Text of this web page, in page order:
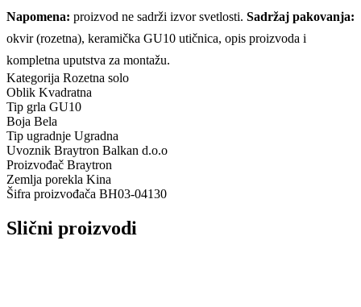
Napomena: proizvod ne sadrži izvor svetlosti. Sadržaj pakovanja:
okvir (rozetna), keramička GU10 utičnica, opis proizvoda i
kompletna uputstva za montažu.
Kategorija Rozetna solo
Oblik Kvadratna
Tip grla GU10
Boja Bela
Tip ugradnje Ugradna
Uvoznik Braytron Balkan d.o.o
Proizvođač Braytron
Zemlja porekla Kina
Šifra proizvođača BH03-04130
Slični proizvodi